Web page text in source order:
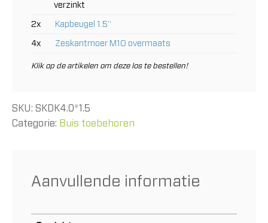
verzinkt
2x Kapbeugel 1.5"
4x Zeskantmoer M10 overmaats
Klik op de artikelen om deze los te bestellen!
SKU: SKDK4.0*1.5
Categorie: Buis toebehoren
Aanvullende informatie